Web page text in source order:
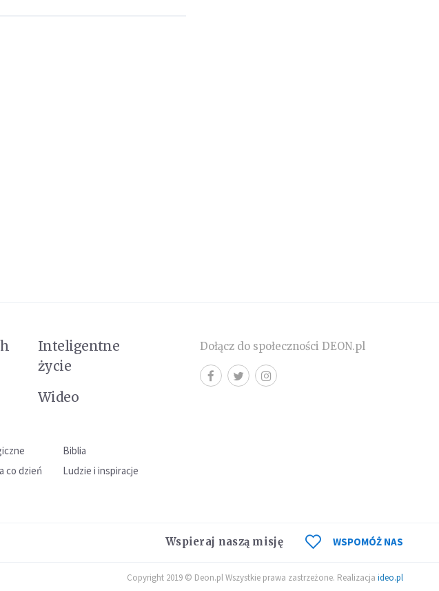
Inteligentne
życie
Wideo
Biblia
co dzień
Ludzie i inspiracje
Dołącz do społeczności DEON.pl
Wspieraj naszą misję WSPOMÓŻ NAS
Copyright 2019 © Deon.pl Wszystkie prawa zastrzeżone. Realizacja ideo.pl